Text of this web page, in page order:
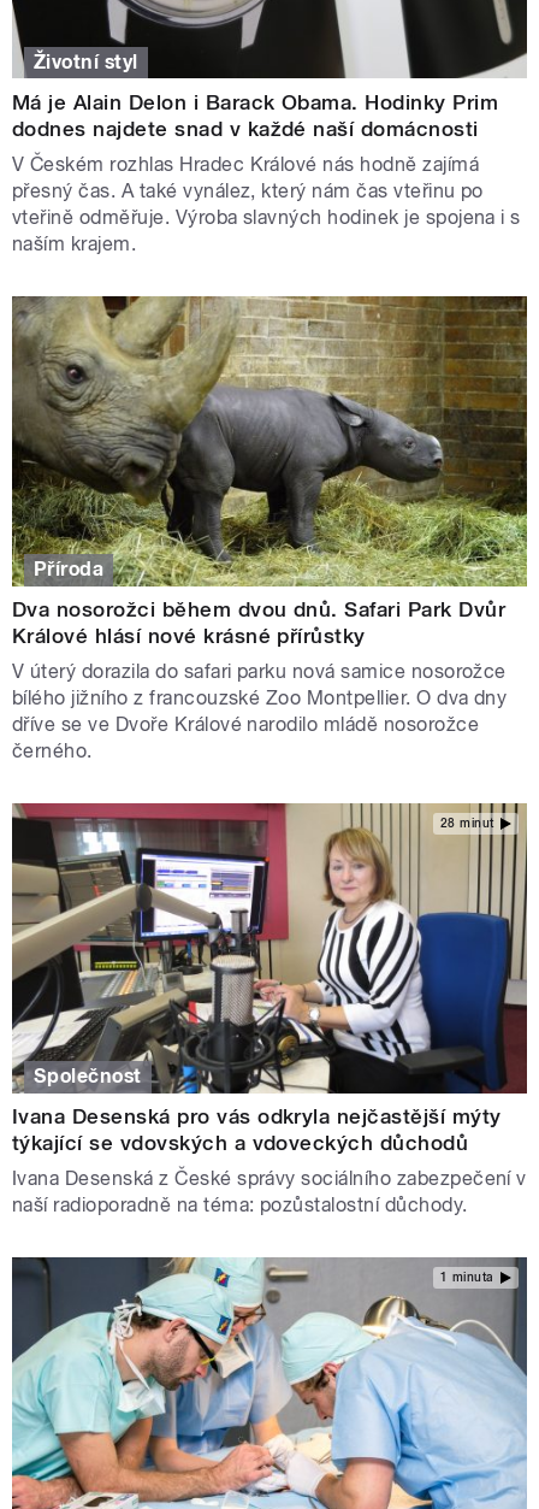
Životní styl
Má je Alain Delon i Barack Obama. Hodinky Prim
dodnes najdete snad v každé naší domácnosti
V Českém rozhlas Hradec Králové nás hodně zajímá
přesný čas. A také vynález, který nám čas vteřinu po
vteřině odměřuje. Výroba slavných hodinek je spojena i s
naším krajem.
Příroda
Dva nosorožci během dvou dnů. Safari Park Dvůr
Králové hlásí nové krásné přírůstky
V úterý dorazila do safari parku nová samice nosorožce
bílého jižního z francouzské Zoo Montpellier. O dva dny
dříve se ve Dvoře Králové narodilo mládě nosorožce
černého.
28 minut
Společnost
Ivana Desenská pro vás odkryla nejčastější mýty
týkající se vdovských a vdoveckých důchodů
Ivana Desenská z České správy sociálního zabezpečení v
naší radioporadně na téma: pozůstalostní důchody.
1 minuta